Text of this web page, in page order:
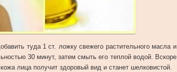
туда 1 ст. ложку свежего растительного масла и
30 минут, затем смыть его теплой водой. Вскоре
лица получит здоровый вид и станет шелковистой.